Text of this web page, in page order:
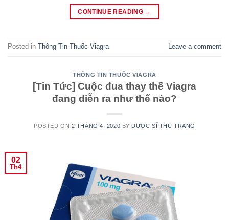
CONTINUE READING →
Posted in Thông Tin Thuốc Viagra Leave a comment
THÔNG TIN THUỐC VIAGRA
[Tin Tức] Cuộc đua thay thế Viagra
đang diễn ra như thế nào?
POSTED ON 2 THÁNG 4, 2020 BY DƯỢC SĨ THU TRANG
02
Th4